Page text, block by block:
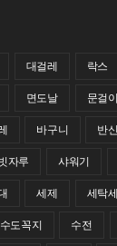
대걸레 락스
면도날 문걸이
바구니 반
자루 샤워기
세제 세탁
수도꼭지 수전